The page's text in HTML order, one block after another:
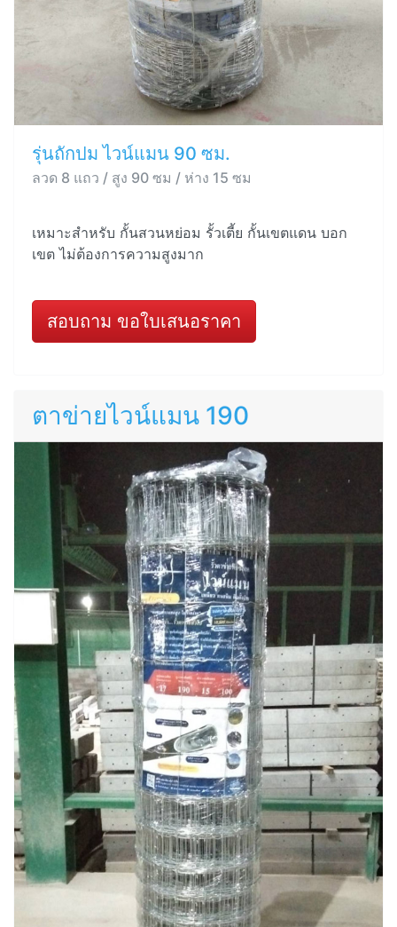
รุ่นถักปม ไวน์แมน 90 ซม.
ลวด 8 แถว / สูง 90 ซม / ห่าง 15 ซม
เหมาะสำหรับ กั้นสวนหย่อม รั้วเตี้ย กั้นเขตแดน บอก
เขต ไม่ต้องการความสูงมาก
สอบถาม ขอใบเสนอราคา
ตาข่ายไวน์แมน 190